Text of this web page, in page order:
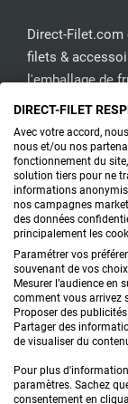
Direct-
filets &
l'emballage de
PRODUITS
CONSEILS
FAQ
DEMANDE
DIRECT-FILET
Avec votre accord,
nous et/ou nos
fonctionnement du
solution tiers pour ne
informations
nos campagnes
des données
principalement les
Paramétrer vos
souvenant de vos
Mesurer l’audience
comment vous arrivez
Proposer des
Partager des
de visualiser du
Pour plus
paramètres. Sachez
consentement en